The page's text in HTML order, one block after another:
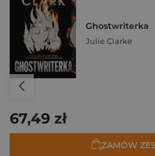
Ghostwriterka
Julie Clarke
67,49 zł
ZAMÓW